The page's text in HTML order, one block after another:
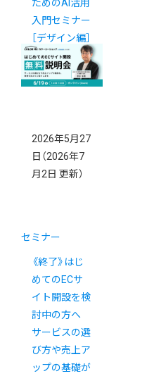
ためのAI活用
入門セミナー
［デザイン編］
開催
2026年5月27
日 （2026年7
月2日 更新）
セミナー
《終了》はじ
めてのECサ
イト開設を検
討中の方へ
サービスの選
び方や売上ア
ップの基礎が